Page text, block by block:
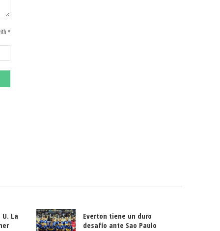
*
La
Everton tiene un duro
desafío ante Sao Paulo